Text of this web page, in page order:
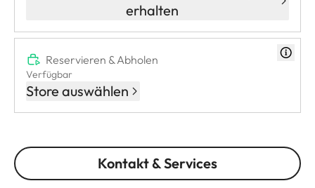
erhalten
Reservieren & Abholen
Verfügbar
Store auswählen
Kontakt & Services